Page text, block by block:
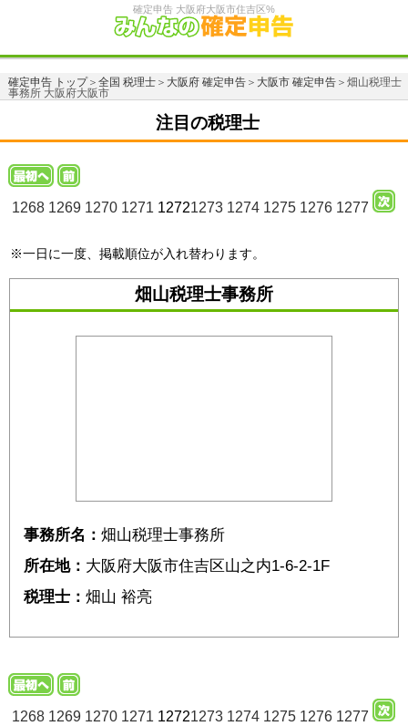
確定申告 大阪府大阪市住吉区%
確定申告 トップ＞ 全国 税理士＞ 大阪府 確定申告＞ 大阪市 確定申告＞畑山税理士
事務所 大阪府大阪市
注目の税理士
1268 1269 1270 1271 12721273 1274 1275 1276 1277
※一日に一度、掲載順位が入れ替わります。
畑山税理士事務所
事務所名： 畑山税理士事務所
所在地： 大阪府大阪市住吉区山之内1-6-2-1F
税理士： 畑山 裕亮
1268 1269 1270 1271 12721273 1274 1275 1276 1277